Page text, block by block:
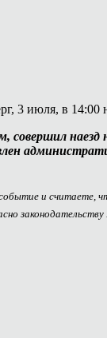
3 июля, в
и